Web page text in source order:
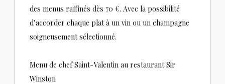
des menus raffinés dès 70 €. Avec la possibilité
d’accorder chaque plat à un vin ou un champagne
soigneusement sélectionné.
Menu de chef Saint-Valentin au restaurant Sir
Winston